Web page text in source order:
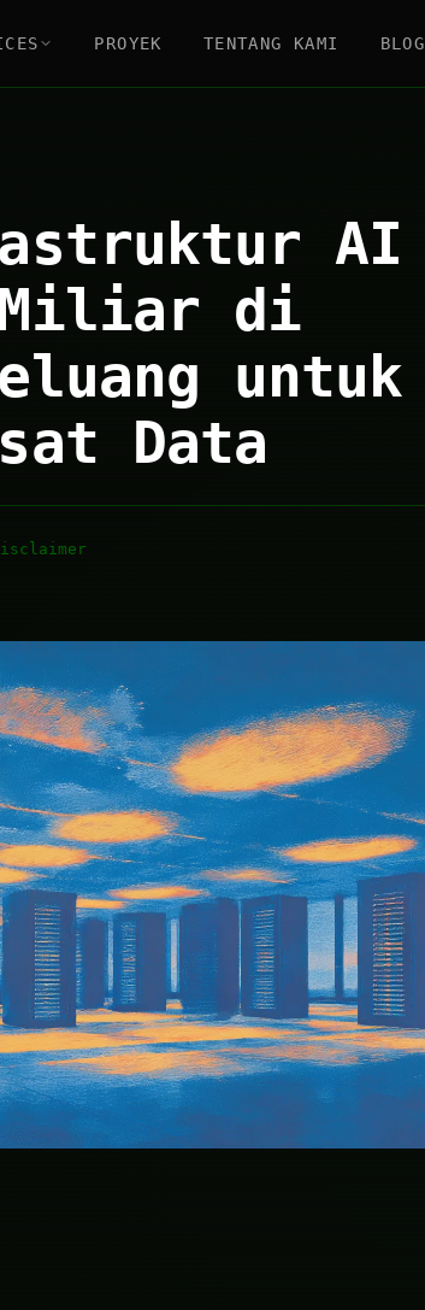
PROYEK TENTANG KAMI BLOG
AI
Miliar di
untuk
Data